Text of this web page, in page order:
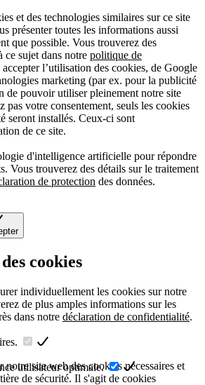
et des technologies similaires sur ce site
présenter toutes les informations aussi
que possible. Vous trouverez des
ce sujet dans notre politique de
l’utilisation des cookies, de Google
marketing (par ex. pour la publicité
de pouvoir utiliser pleinement notre site
pas votre consentement, seuls les cookies
seront installés. Ceux-ci sont
de ce site.
d'intelligence artificielle pour répondre
Vous trouverez des détails sur le traitement
de protection des données.
cookies
individuellement les cookies sur notre
de plus amples informations sur les
dans notre déclaration de confidentialité.
notre site web des cookies nécessaires et
de sécurité. Il s'agit de cookies
utilisateur optimale.